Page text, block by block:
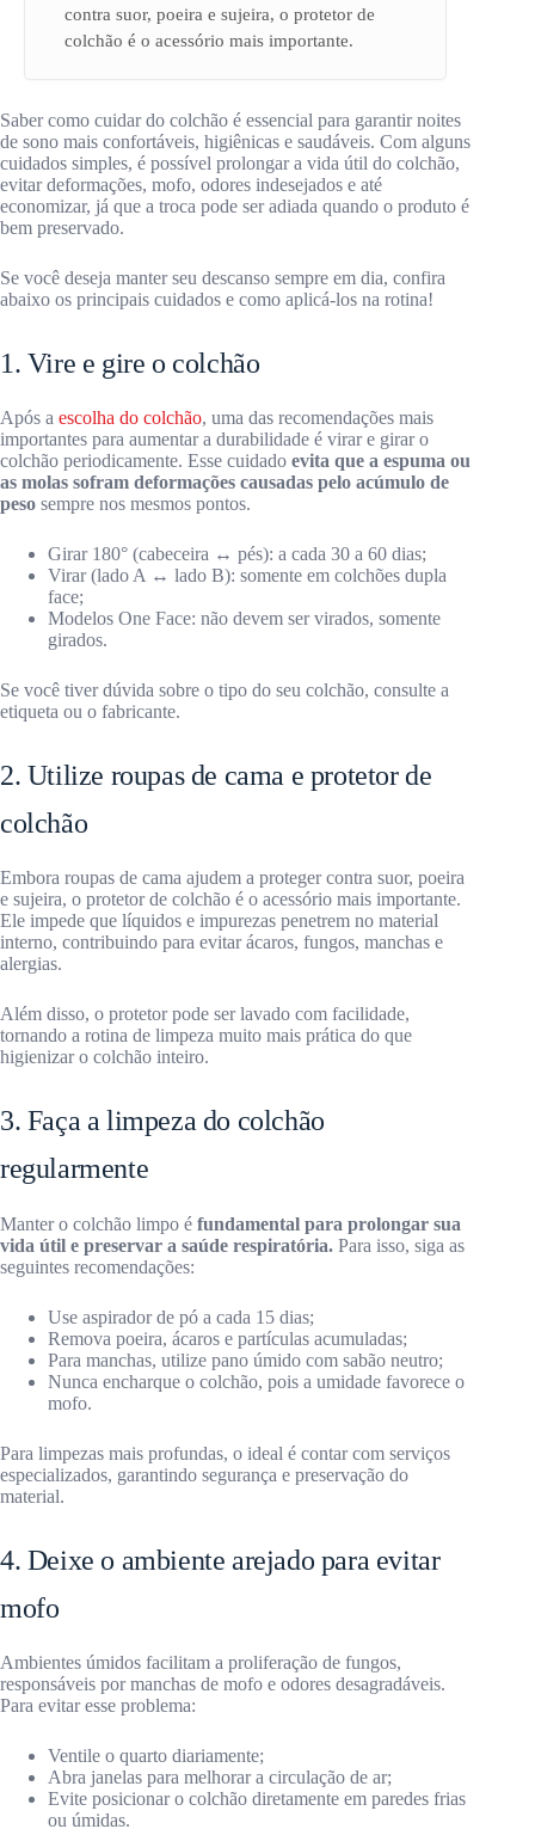
contra suor, poeira e sujeira, o protetor de
colchão é o acessório mais importante.
Saber como cuidar do colchão é essencial para garantir noites
de sono mais confortáveis, higiênicas e saudáveis. Com alguns
cuidados simples, é possível prolongar a vida útil do colchão,
evitar deformações, mofo, odores indesejados e até
economizar, já que a troca pode ser adiada quando o produto é
bem preservado.
Se você deseja manter seu descanso sempre em dia, confira
abaixo os principais cuidados e como aplicá-los na rotina!
1. Vire e gire o colchão
Após a escolha do colchão, uma das recomendações mais
importantes para aumentar a durabilidade é virar e girar o
colchão periodicamente. Esse cuidado evita que a espuma ou
as molas sofram deformações causadas pelo acúmulo de
peso sempre nos mesmos pontos.
Girar 180° (cabeceira ↔ pés): a cada 30 a 60 dias;
Virar (lado A ↔ lado B): somente em colchões dupla
face;
Modelos One Face: não devem ser virados, somente
girados.
Se você tiver dúvida sobre o tipo do seu colchão, consulte a
etiqueta ou o fabricante.
2. Utilize roupas de cama e protetor de
colchão
Embora roupas de cama ajudem a proteger contra suor, poeira
e sujeira, o protetor de colchão é o acessório mais importante.
Ele impede que líquidos e impurezas penetrem no material
interno, contribuindo para evitar ácaros, fungos, manchas e
alergias.
Além disso, o protetor pode ser lavado com facilidade,
tornando a rotina de limpeza muito mais prática do que
higienizar o colchão inteiro.
3. Faça a limpeza do colchão
regularmente
Manter o colchão limpo é fundamental para prolongar sua
vida útil e preservar a saúde respiratória. Para isso, siga as
seguintes recomendações:
Use aspirador de pó a cada 15 dias;
Remova poeira, ácaros e partículas acumuladas;
Para manchas, utilize pano úmido com sabão neutro;
Nunca encharque o colchão, pois a umidade favorece o
mofo.
Para limpezas mais profundas, o ideal é contar com serviços
especializados, garantindo segurança e preservação do
material.
4. Deixe o ambiente arejado para evitar
mofo
Ambientes úmidos facilitam a proliferação de fungos,
responsáveis por manchas de mofo e odores desagradáveis.
Para evitar esse problema:
Ventile o quarto diariamente;
Abra janelas para melhorar a circulação de ar;
Evite posicionar o colchão diretamente em paredes frias
ou úmidas.